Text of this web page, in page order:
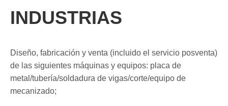
INDUSTRIAS
Diseño, fabricación y venta (incluido el servicio posventa)
de las siguientes máquinas y equipos: placa de
metal/tubería/soldadura de vigas/corte/equipo de
mecanizado;